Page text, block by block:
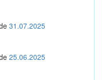
31.07.2025
25.06.2025